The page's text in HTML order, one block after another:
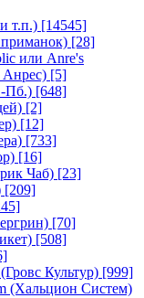
т.п.) [14545]
[28]
или Anre's
Анрес) [5]
Пб.) [648]
[2]
[12]
[733]
[16]
Чаб) [23]
[209]
[70]
[508]
Культур) [999]
(Хальцион Систем)